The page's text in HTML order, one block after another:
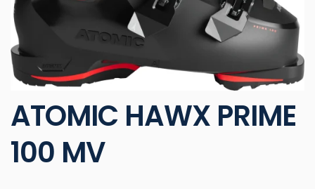
ATOMIC HAWX PRIME
100 MV